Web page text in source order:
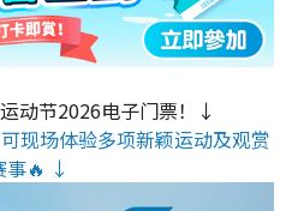
动节2026电子门票！↓
现场体验多项新颖运动及观赏
事🔥 ↓